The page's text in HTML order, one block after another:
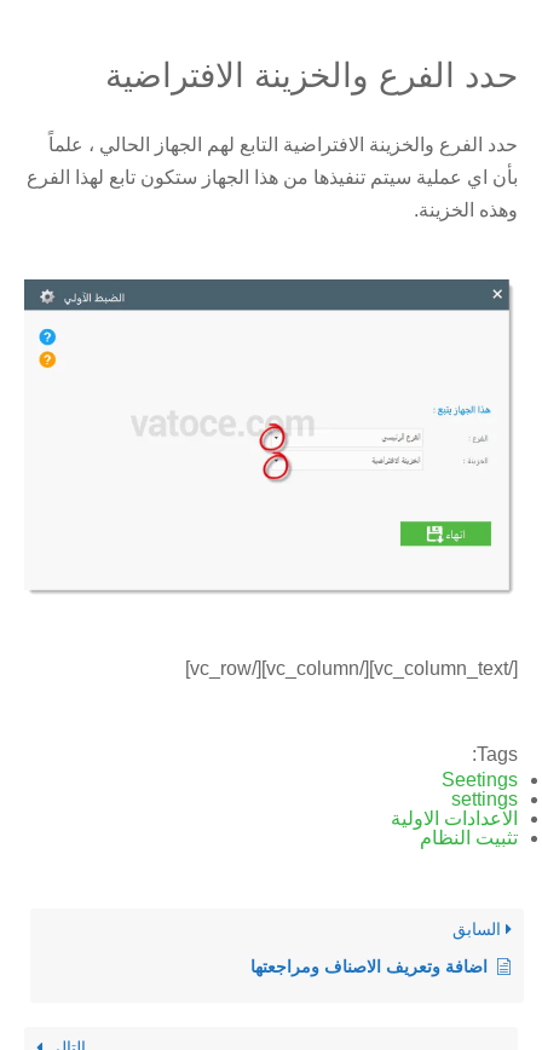
حدد الفرع والخزينة الافتراضية
حدد الفرع والخزينة الافتراضية التابع لهم الجهاز الحالي ، علماً
بأن اي عملية سيتم تنفيذها من هذا الجهاز ستكون تابع لهذا الفرع
وهذه الخزينة.
[/vc_column_text][/vc_column][/vc_row]
Tags:
Seetings
settings
الاعدادات الاولية
تثبيت النظام
السابق
اضافة وتعريف الاصناف ومراجعتها